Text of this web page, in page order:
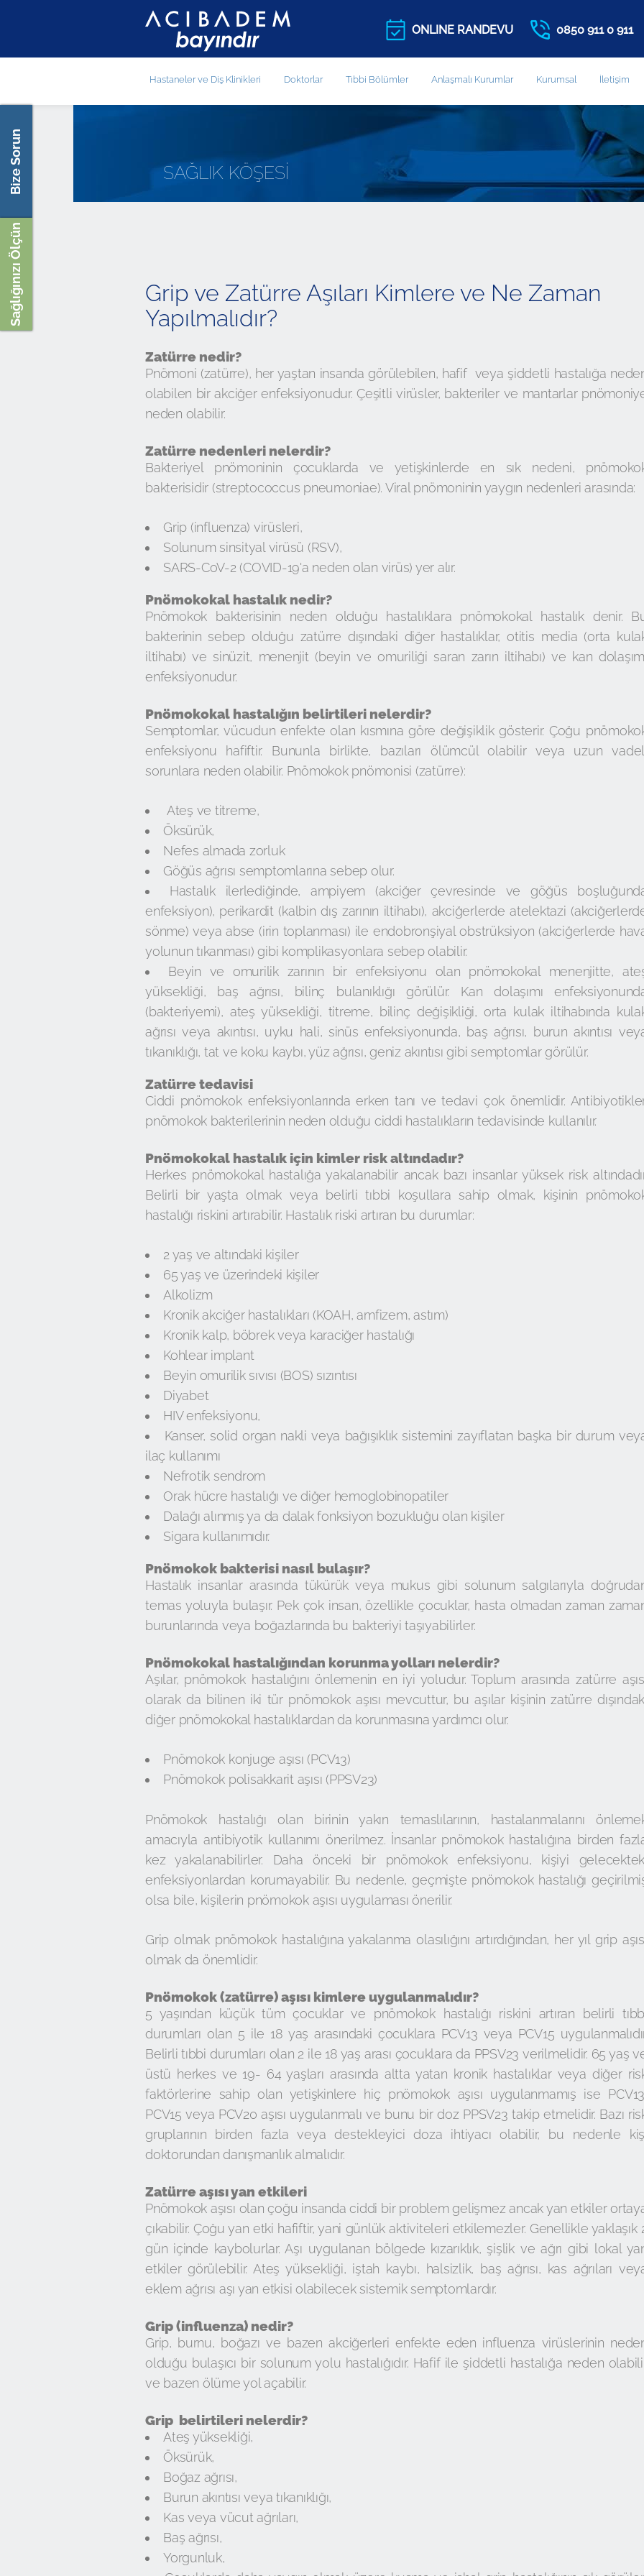
ONLINE RANDEVU 0850 911 0 911
Hastaneler ve Diş Klinikleri Doktorlar Tıbbi Bölümler Anlaşmalı Kurumlar Kurumsal İletişim
Bize Sorun
Sağlığınızı Ölçün
SAĞLIK KÖŞESİ
Grip ve Zatürre Aşıları Kimlere ve Ne Zaman
Yapılmalıdır?
Zatürre nedir?
Pnömoni (zatürre), her yaştan insanda görülebilen, hafif veya şiddetli hastalığa
olabilen bir akciğer enfeksiyonudur. Çeşitli virüsler, bakteriler ve mantarlar
neden olabilir.
Zatürre nedenleri nelerdir?
Bakteriyel pnömoninin çocuklarda ve yetişkinlerde en sık nedeni,
bakterisidir (streptococcus pneumoniae). Viral pnömoninin yaygın nedenleri arasında:
Grip (influenza) virüsleri,
Solunum sinsityal virüsü (RSV),
SARS-CoV-2 (COVID-19'a neden olan virüs) yer alır.
Pnömokokal hastalık nedir?
Pnömokok bakterisinin neden olduğu hastalıklara pnömokokal hastalık denir.
bakterinin sebep olduğu zatürre dışındaki diğer hastalıklar, otitis media (orta
iltihabı) ve sinüzit, menenjit (beyin ve omuriliği saran zarın iltihabı) ve kan
enfeksiyonudur.
Pnömokokal hastalığın belirtileri nelerdir?
Semptomlar, vücudun enfekte olan kısmına göre değişiklik gösterir. Çoğu
enfeksiyonu hafiftir. Bununla birlikte, bazıları ölümcül olabilir veya uzun
sorunlara neden olabilir. Pnömokok pnömonisi (zatürre):
Ateş ve titreme,
Öksürük,
Nefes almada zorluk
Göğüs ağrısı semptomlarına sebep olur.
Hastalık ilerlediğinde, ampiyem (akciğer çevresinde ve göğüs
enfeksiyon), perikardit (kalbin dış zarının iltihabı), akciğerlerde atelektazi
sönme) veya abse (irin toplanması) ile endobronşiyal obstrüksiyon (akciğerlerde
yolunun tıkanması) gibi komplikasyonlara sebep olabilir.
Beyin ve omurilik zarının bir enfeksiyonu olan pnömokokal menenjitte,
yüksekliği, baş ağrısı, bilinç bulanıklığı görülür. Kan dolaşımı
(bakteriyemi), ateş yüksekliği, titreme, bilinç değişikliği, orta kulak iltihabında
ağrısı veya akıntısı, uyku hali, sinüs enfeksiyonunda, baş ağrısı, burun akıntısı
tıkanıklığı, tat ve koku kaybı, yüz ağrısı, geniz akıntısı gibi semptomlar görülür.
Zatürre tedavisi
Ciddi pnömokok enfeksiyonlarında erken tanı ve tedavi çok önemlidir.
pnömokok bakterilerinin neden olduğu ciddi hastalıkların tedavisinde kullanılır.
Pnömokokal hastalık için kimler risk altındadır?
Herkes pnömokokal hastalığa yakalanabilir ancak bazı insanlar yüksek risk
Belirli bir yaşta olmak veya belirli tıbbi koşullara sahip olmak, kişinin
hastalığı riskini artırabilir. Hastalık riski artıran bu durumlar:
2 yaş ve altındaki kişiler
65 yaş ve üzerindeki kişiler
Alkolizm
Kronik akciğer hastalıkları (KOAH, amfizem, astım)
Kronik kalp, böbrek veya karaciğer hastalığı
Kohlear implant
Beyin omurilik sıvısı (BOS) sızıntısı
Diyabet
HIV enfeksiyonu,
Kanser, solid organ nakli veya bağışıklık sistemini zayıflatan başka bir durum
ilaç kullanımı
Nefrotik sendrom
Orak hücre hastalığı ve diğer hemoglobinopatiler
Dalağı alınmış ya da dalak fonksiyon bozukluğu olan kişiler
Sigara kullanımıdır.
Pnömokok bakterisi nasıl bulaşır?
Hastalık insanlar arasında tükürük veya mukus gibi solunum salgılarıyla
temas yoluyla bulaşır. Pek çok insan, özellikle çocuklar, hasta olmadan zaman
burunlarında veya boğazlarında bu bakteriyi taşıyabilirler.
Pnömokokal hastalığından korunma yolları nelerdir?
Aşılar, pnömokok hastalığını önlemenin en iyi yoludur. Toplum arasında zatürre
olarak da bilinen iki tür pnömokok aşısı mevcuttur, bu aşılar kişinin zatürre
diğer pnömokokal hastalıklardan da korunmasına yardımcı olur.
Pnömokok konjuge aşısı (PCV13)
Pnömokok polisakkarit aşısı (PPSV23)
Pnömokok hastalığı olan birinin yakın temaslılarının, hastalanmalarını
amacıyla antibiyotik kullanımı önerilmez. İnsanlar pnömokok hastalığına birden
kez yakalanabilirler. Daha önceki bir pnömokok enfeksiyonu, kişiyi
enfeksiyonlardan korumayabilir. Bu nedenle, geçmişte pnömokok hastalığı
olsa bile, kişilerin pnömokok aşısı uygulaması önerilir.
Grip olmak pnömokok hastalığına yakalanma olasılığını artırdığından, her yıl grip
olmak da önemlidir.
Pnömokok (zatürre) aşısı kimlere uygulanmalıdır?
5 yaşından küçük tüm çocuklar ve pnömokok hastalığı riskini artıran belirli
durumları olan 5 ile 18 yaş arasındaki çocuklara PCV13 veya PCV15
Belirli tıbbi durumları olan 2 ile 18 yaş arası çocuklara da PPSV23 verilmelidir. 65 yaş
üstü herkes ve 19- 64 yaşları arasında altta yatan kronik hastalıklar veya diğer
faktörlerine sahip olan yetişkinlere hiç pnömokok aşısı uygulanmamış ise
PCV15 veya PCV20 aşısı uygulanmalı ve bunu bir doz PPSV23 takip etmelidir. Bazı
gruplarının birden fazla veya destekleyici doza ihtiyacı olabilir, bu nedenle
doktorundan danışmanlık almalıdır.
Zatürre aşısı yan etkileri
Pnömokok aşısı olan çoğu insanda ciddi bir problem gelişmez ancak yan etkiler
çıkabilir. Çoğu yan etki hafiftir, yani günlük aktiviteleri etkilemezler. Genellikle yaklaşık
gün içinde kaybolurlar. Aşı uygulanan bölgede kızarıklık, şişlik ve ağrı gibi lokal
etkiler görülebilir. Ateş yüksekliği, iştah kaybı, halsizlik, baş ağrısı, kas ağrıları
eklem ağrısı aşı yan etkisi olabilecek sistemik semptomlardır.
Grip (influenza) nedir?
Grip, burnu, boğazı ve bazen akciğerleri enfekte eden influenza virüslerinin
olduğu bulaşıcı bir solunum yolu hastalığıdır. Hafif ile şiddetli hastalığa neden
ve bazen ölüme yol açabilir.
Grip belirtileri nelerdir?
Ateş yüksekliği,
Öksürük,
Boğaz ağrısı,
Burun akıntısı veya tıkanıklığı,
Kas veya vücut ağrıları,
Baş ağrısı,
Yorgunluk,